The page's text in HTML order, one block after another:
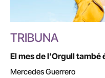
TRIBUNA
El mes de l’Orgull
Mercedes Guerrero